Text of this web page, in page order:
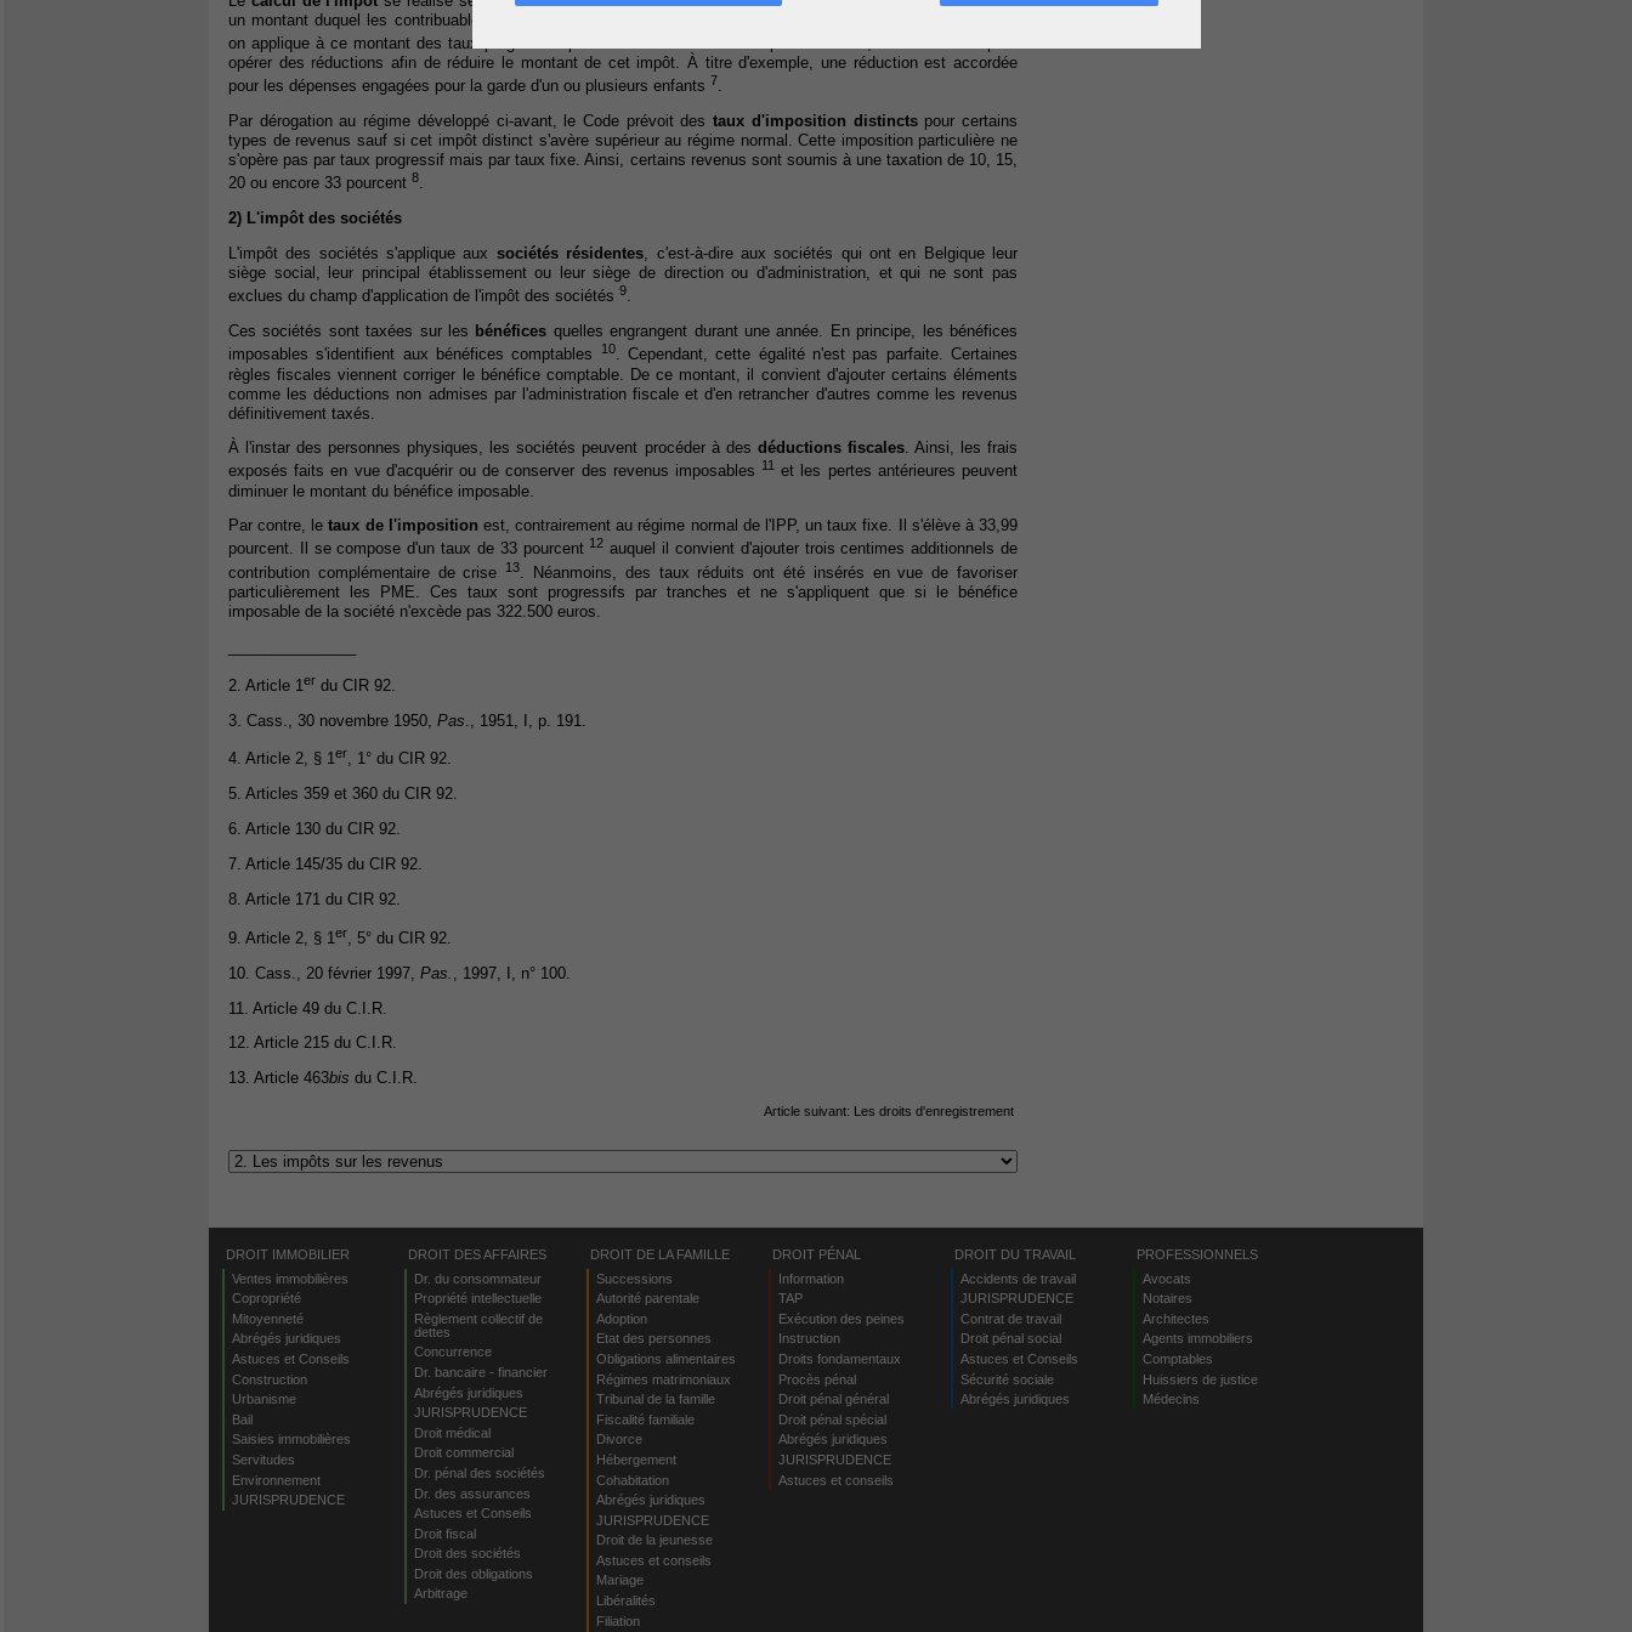
un montant duquel les contribuables peuvent retrancher les déductions fiscales prévues par le Code. Ensuite,
on applique à ce montant des taux progressifs par tranches
opérer des réductions afin de réduire le montant de cet impôt. À titre d'exemple, une réduction est accordée
pour les dépenses engagées pour la garde d'un ou plusieurs enfants 7.
Par dérogation au régime développé ci-avant, le Code prévoit destaux d'imposition distinctspour certains
types de revenus sauf si cet impôt distinct s'avère supérieur au régime normal. Cette imposition particulière ne
s'opère pas par taux progressif mais par taux fixe. Ainsi, certains revenus sont soumis à une taxation de 10, 15,
20 ou encore 33 pourcent 8.
2) L'impôt des sociétés
L'impôt des sociétés s'applique aux sociétés résidentes, c'est-à-dire aux sociétés qui ont en Belgique leur
siège social, leur principal établissement ou leur siège de direction ou d'administration, et qui ne sont pas
exclues du champ d'application de l'impôt des sociétés 9.
Ces sociétés sont taxées sur les bénéfices quelles engrangent durant une année. En principe, les bénéfices
imposables s'identifient aux bénéfices comptables
10. Cependant, cette égalité n'est pas parfaite. Certaines
règles fiscales viennent corriger le bénéfice comptable. De ce montant, il convient d'ajouter certains éléments
comme les déductions non admises par l'administration fiscale et d'en retrancher d'autres comme les revenus
définitivement taxés.
À l'instar des personnes physiques, les sociétés peuvent procéder à des déductions fiscales. Ainsi, les frais
exposés faits en vue d'acquérir ou de conserver des revenus imposables 11
et les pertes antérieures peuvent
diminuer le montant du bénéfice imposable.
Par contre, letaux de l'imposition est, contrairement au régime normal de l'IPP, un taux fixe. Il s'élève à 33,99
pourcent. Il se compose d'un taux de 33 pourcent 12 auquel il convient d'ajouter trois centimes additionnels de
contribution complémentaire de crise
13
. Néanmoins, des taux réduits ont été insérés en vue de favoriser
particulièrement les PME. Ces taux sont progressifs par tranches et ne s'appliquent que si le bénéfice
imposable de la société n'excède pas 322.500 euros.
2. Article 1 er du CIR 92.
3. Cass., 30 novembre 1950, Pas ., 1951, I, p. 191.
4. Article 2, § 1er, 1° du CIR 92.
5. Articles 359 et 360 du CIR 92.
6. Article 130 du CIR 92.
7. Article 145/35 du CIR 92.
8. Article 171 du CIR 92.
9. Article 2, § 1 er
, 5° du CIR 92.
10. Cass., 20 février 1997, Pas.
, 1997, I, n° 100.
11. Article 49 du C.I.R.
12. Article 215 du C.I.R.
13. Article 463bis du C.I.R.
Article suivant: Les droits d'enregistrement
DROIT IMMOBILIER
Ventes immobilières
Copropriété
Mitoyenneté
Abrégés juridiques
Astuces et Conseils
Construction
Urbanisme
Bail
Saisies immobilières
Servitudes
Environnement
JURISPRUDENCE
DROIT DES AFFAIRES
Dr. du consommateur
Propriété intellectuelle
Règlement collectif de
dettes
Concurrence
Dr. bancaire - financier
Abrégés juridiques
JURISPRUDENCE
Droit médical
Droit commercial
Dr. pénal des sociétés
Dr. des assurances
Astuces et Conseils
Droit fiscal
Droit des sociétés
Droit des obligations
Arbitrage
DROIT DE LA FAMILLE
Successions
Autorité parentale
Adoption
Etat des personnes
Obligations alimentaires
Régimes matrimoniaux
Tribunal de la famille
Fiscalité familiale
Divorce
Hébergement
Cohabitation
Abrégés juridiques
JURISPRUDENCE
Droit de la jeunesse
Astuces et conseils
Mariage
Libéralités
Filiation
DROIT PÉNAL
Information
TAP
Exécution des peines
Instruction
Droits fondamentaux
Procès pénal
Droit pénal général
Droit pénal spécial
Abrégés juridiques
JURISPRUDENCE
Astuces et conseils
DROIT DU TRAVAIL
Accidents de travail
JURISPRUDENCE
Contrat de travail
Droit pénal social
Astuces et Conseils
Sécurité sociale
Abrégés juridiques
PROFESSIONNELS
Avocats
Notaires
Architectes
Agents immobiliers
Comptables
Huissiers de justice
Médecins